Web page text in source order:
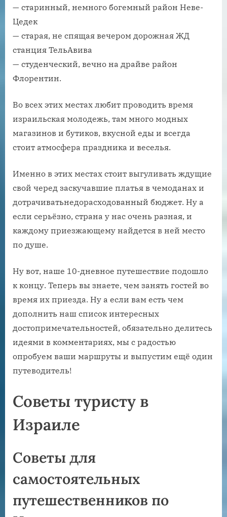
— старинный, немного богемный район Неве-
Цедек
— старая, не спящая вечером дорожная ЖД
станция ТельАвива
— студенческий, вечно на драйве район
Флорентин.
Во всех этих местах любит проводить время
израильская молодежь, там много модных
магазинов и бутиков, вкусной еды и всегда
стоит атмосфера праздника и веселья.
Именно в этих местах стоит выгуливать ждущие
свой черед заскучавшие платья в чемоданах и
дотрачиватьнедорасходованный бюджет. Ну а
если серьёзно, страна у нас очень разная, и
каждому приезжающему найдется в ней место
по душе.
Ну вот, наше 10-дневное путешествие подошло
к концу. Теперь вы знаете, чем занять гостей во
время их приезда. Ну а если вам есть чем
дополнить наш список интересных
достопримечательностей, обязательно делитесь
идеями в комментариях, мы с радостью
опробуем ваши маршруты и выпустим ещё один
путеводитель!
Советы туристу в
Израиле
Советы для
самостоятельных
путешественников по